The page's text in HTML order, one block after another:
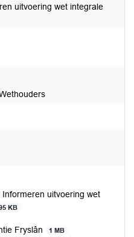
uitvoering wet integrale
uitvoering wet
KB
Fryslân 1 MB